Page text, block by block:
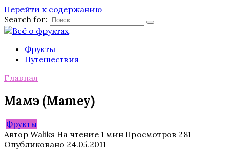
Перейти к содержанию
Search for:
Фрукты
Путешествия
Главная
Мамэ (Mamey)
Фрукты
Автор Waliks На чтение 1 мин Просмотров 281
Опубликовано 24.05.2011